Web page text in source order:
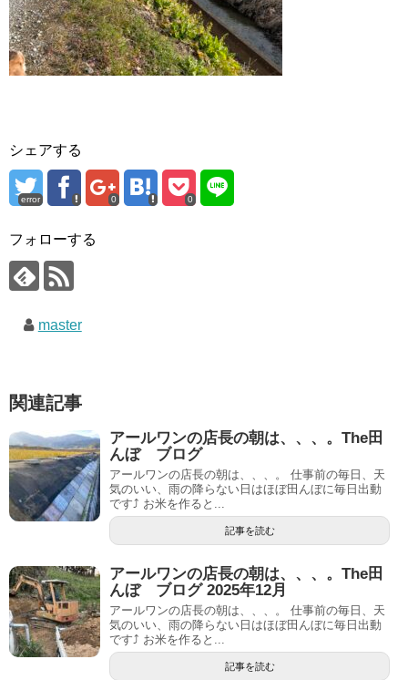
シェアする
error 0 0
フォローする
master
関連記事
アールワンの店長の朝は、、、。The田
んぼ ブログ
アールワンの店長の朝は、、、。 仕事前の毎日、天
気のいい、雨の降らない日はほぼ田んぼに毎日出動
です⤴ お米を作ると...
記事を読む
アールワンの店長の朝は、、、。The田
んぼ ブログ 2025年12月
アールワンの店長の朝は、、、。 仕事前の毎日、天
気のいい、雨の降らない日はほぼ田んぼに毎日出動
です⤴ お米を作ると...
記事を読む